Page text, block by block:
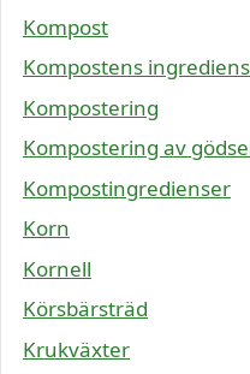
Kompost
Kompostens
Kompostering
Kompostering av
Kompostingredienser
Korn
Kornell
Körsbärsträd
Krukväxter